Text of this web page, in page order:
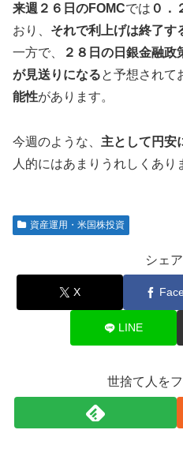
来週２６日のFOMCでは ０．
おり、 それで利上げは終了す
一方で、
２８日の日銀金融政
が見送りになると予想されて
能性があります。
今週のような、 主として円安
人的にはあまりうれしくあり
資産運用・米国株投資
シェ
X
LINE
世捨て人を